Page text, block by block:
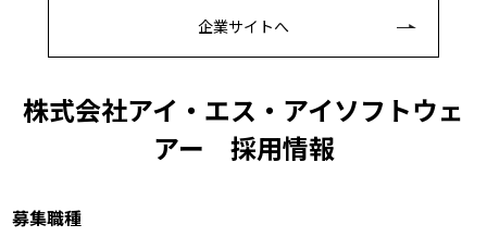
企業サイトへ
株式会社アイ・エス・アイソフトウェ
アー 採⽤情報
募集職種